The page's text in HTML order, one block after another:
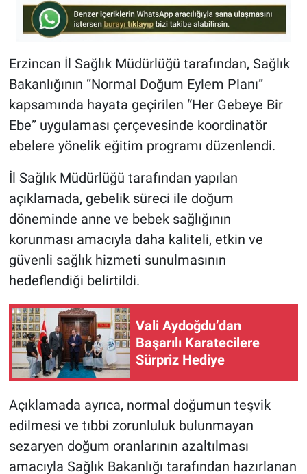
Erzincan İl Sağlık Müdürlüğü tarafından, Sağlık
Bakanlığının “Normal Doğum Eylem Planı”
kapsamında hayata geçirilen “Her Gebeye Bir
Ebe” uygulaması çerçevesinde koordinatör
ebelere yönelik eğitim programı düzenlendi.
İl Sağlık Müdürlüğü tarafından yapılan
açıklamada, gebelik süreci ile doğum
döneminde anne ve bebek sağlığının
korunması amacıyla daha kaliteli, etkin ve
güvenli sağlık hizmeti sunulmasının
hedeflendiği belirtildi.
Vali Aydoğdu’dan
Başarılı Karatecilere
Sürpriz Hediye
Açıklamada ayrıca, normal doğumun teşvik
edilmesi ve tıbbi zorunluluk bulunmayan
sezaryen doğum oranlarının azaltılması
amacıyla Sağlık Bakanlığı tarafından hazırlanan